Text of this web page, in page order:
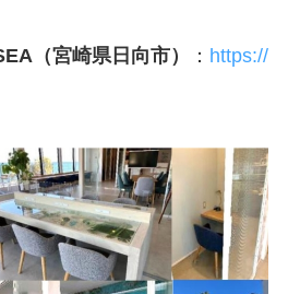
（宮崎県日向市） ： https://